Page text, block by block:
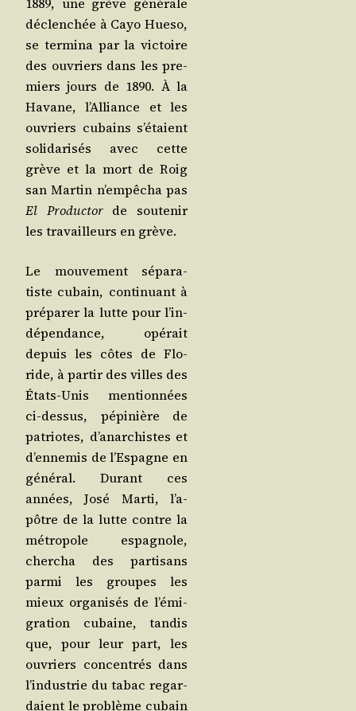
1889, une grève géné­rale
déclen­chée à Cayo Hue­so,
se ter­mi­na par la vic­toire
des ouvriers dans les pre­
miers jours de 1890. À la
Havane, l’Al­liance et les
ouvriers cubains s’é­taient
soli­da­ri­sés avec cette
grève et la mort de Roig
san Mar­tin n’empêcha pas
El Pro­duc­torde sou­te­nir
les tra­vailleurs en grève.
Le mou­ve­ment sépa­ra­
tiste cubain, conti­nuant à
pré­pa­rer la lutte pour l’in­
dé­pen­dance, opé­rait
depuis les côtes de Flo­
ride, à par­tir des villes des
États-Unis men­tion­nées
ci-des­sus, pépi­nière de
patriotes, d’a­nar­chistes et
d’en­ne­mis de l’Es­pagne en
géné­ral. Durant ces
années, José Mar­ti, l’a­
pôtre de la lutte contre la
métro­pole espa­gnole,
cher­cha des par­ti­sans
par­mi les groupes les
mieux orga­ni­sés de l’é­mi­
gra­tion cubaine, tan­dis
que, pour leur part, les
ouvriers concen­trés dans
l’in­dus­trie du tabac regar­
daient le pro­blème cubain